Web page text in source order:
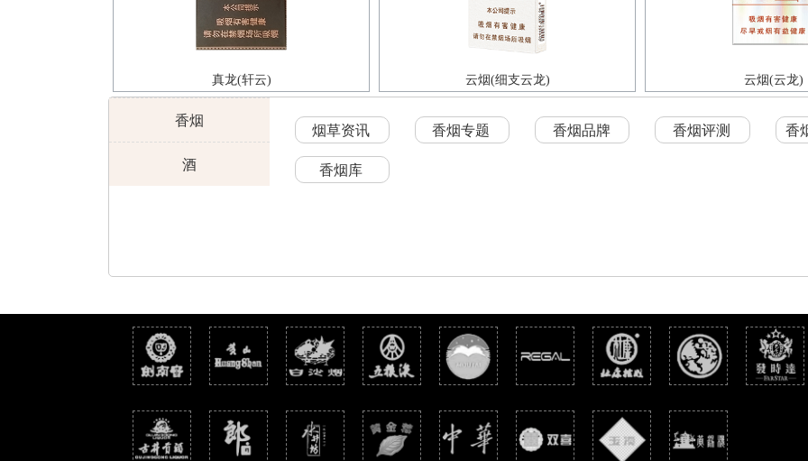
真龙(轩云) 云烟(细支云龙) 云烟(云龙)
香烟
酒
烟草资讯 香烟专题 香烟品牌 香烟评测 香
香烟库